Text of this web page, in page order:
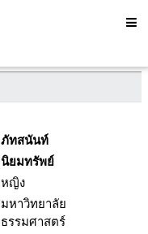
ภัทสนันท์
นิยมทรัพย์
หญิง
มหาวิทยาลัย
ธรรมศาสตร์